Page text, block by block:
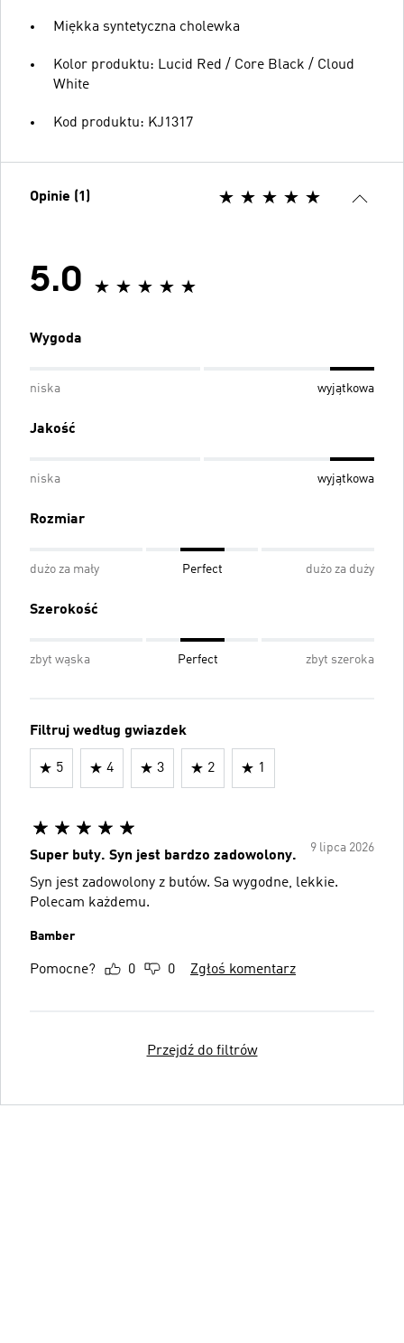
Miękka syntetyczna cholewka
Kolor produktu: Lucid Red / Core Black / Cloud
White
Kod produktu: KJ1317
Opinie (1)
5.0
Wygoda
niska wyjątkowa
Jakość
niska wyjątkowa
Rozmiar
dużo za mały Perfect dużo za duży
Szerokość
zbyt wąska Perfect zbyt szeroka
Filtruj według gwiazdek
5 4 3 2 1
9 lipca 2026
Super buty. Syn jest bardzo zadowolony.
Syn jest zadowolony z butów. Sa wygodne, lekkie.
Polecam każdemu.
Bamber
Pomocne? 0 0 Zgłoś komentarz
Przejdź do filtrów